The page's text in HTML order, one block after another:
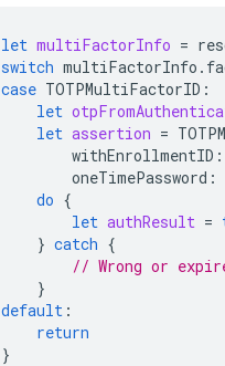
let multiFactorInfo =
switch multiFactorInfo .
case TOTPMultiFactorID :
let
let assertion =
withEnrollmentID :
oneTimePassword :
do {
let authResult =
} catch {
// Wrong or
}
default :
return
}